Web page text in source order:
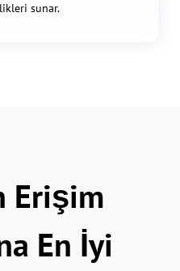
sunar.
Erişim
En İyi